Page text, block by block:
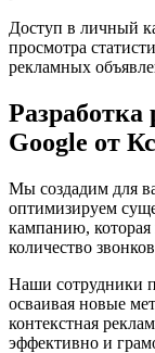
Доступ в личный
просмотра
рекламных
Google от
Мы создадим для
оптимизируем
кампанию, которая
количество
Наши сотрудники
осваивая новые
контекстная
эффективно и